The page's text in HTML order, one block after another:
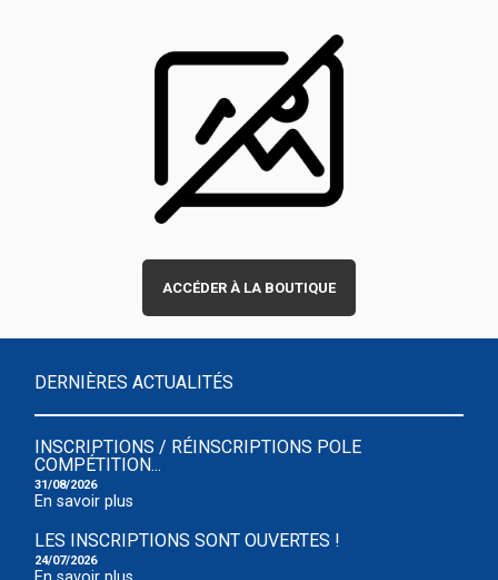
ACCÉDER À LA BOUTIQUE
DERNIÈRES ACTUALITÉS
INSCRIPTIONS / RÉINSCRIPTIONS POLE
COMPÉTITION...
31/08/2026
En savoir plus
LES INSCRIPTIONS SONT OUVERTES !
24/07/2026